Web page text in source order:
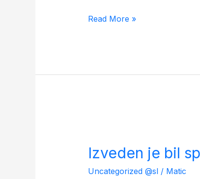
Read More »
Izveden je bil
Uncategorized @sl/ Matic
bil
spletni